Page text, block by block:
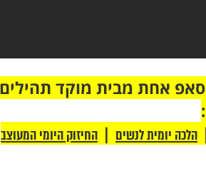
הלכה יומית לנשים | החיזוק היומי המעוצב